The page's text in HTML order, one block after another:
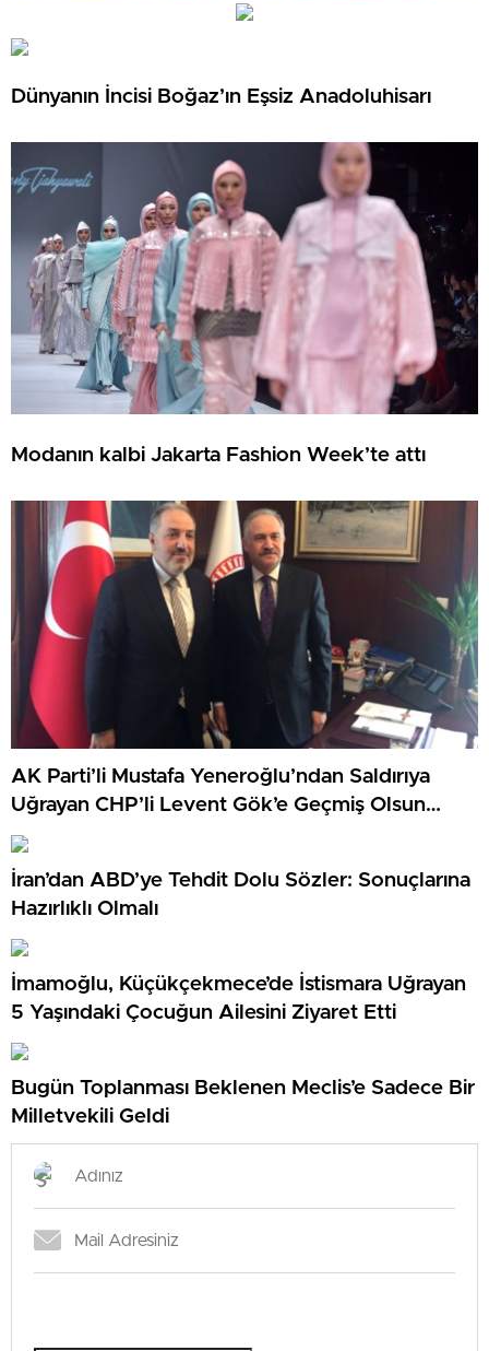
Dünyanın İncisi Boğaz’ın Eşsiz Anadoluhisarı
Modanın kalbi Jakarta Fashion Week’te attı
AK Parti’li Mustafa Yeneroğlu’ndan Saldırıya
Uğrayan CHP’li Levent Gök’e Geçmiş Olsun
Ziyareti
İran’dan ABD’ye Tehdit Dolu Sözler: Sonuçlarına
Hazırlıklı Olmalı
İmamoğlu, Küçükçekmece’de İstismara Uğrayan
5 Yaşındaki Çocuğun Ailesini Ziyaret Etti
Bugün Toplanması Beklenen Meclis’e Sadece Bir
Milletvekili Geldi